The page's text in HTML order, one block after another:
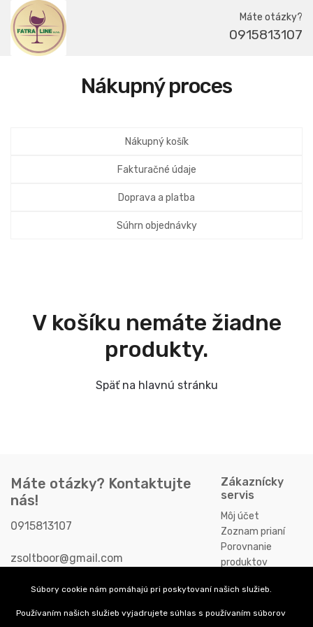
Máte otázky?
0915813107
Nákupný proces
Nákupný košík
Fakturačné údaje
Doprava a platba
Súhrn objednávky
V košíku nemáte žiadne
produkty.
Späť na hlavnú stránku
Máte otázky? Kontaktujte
nás!
0915813107
zsoltboor@gmail.com
Galantská cesta 658/2f, 92901
Dunajská Streda,
Zákaznícky
servis
Môj účet
Zoznam prianí
Porovnanie
produktov
Súbory cookie nám pomáhajú pri poskytovaní našich služieb.
Používaním našich služieb vyjadrujete súhlas s používaním súborov